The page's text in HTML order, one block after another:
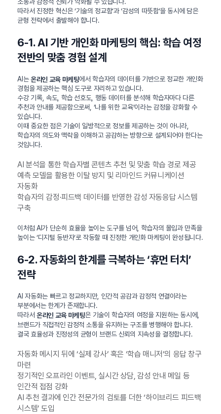
따라서 진정한 혁신은 ‘기술의 정교함’과 ‘감성의 따뜻함’을 동시에 담은
균형 전략에서 출발해야 합니다.
6-1. AI 기반 개인화 마케팅의 핵심: 학습 여정
전반의 맞춤 경험 설계
AI는온라인 교육 마케팅에서 학습자의 데이터를 기반으로 정교한 개인화
경험을 제공하는 핵심 도구로 자리하고 있습니다.
수강 기록, 속도, 학습 선호도, 행동 데이터를 분석해 학습자마다 다른
추천과 안내를 제공함으로써, ‘나를 위한 교육’이라는 감정을 강화할 수
있습니다.
이때 중요한 점은 기술이 일방적으로 정보를 제공하는 것이 아니라,
학습자의 의도와 맥락을 이해하고 공감하는 방향으로 설계되어야 한다는
것입니다.
AI 분석을 통한 학습자별 콘텐츠 추천 및 맞춤 학습 경로 제공
예측 모델을 활용한 이탈 방지 및 리마인드 커뮤니케이션
자동화
학습자의 감정·피드백 데이터를 반영한 감성 자동응답 시스템
구축
이처럼 AI가 단순히 효율을 높이는 도구를 넘어, 학습자의 몰입과 만족을
높이는 ‘디지털 동반자’로 작동할 때 진정한 개인화 마케팅이 완성됩니다.
6-2. 자동화의 한계를 극복하는 ‘휴먼 터치’
전략
AI 자동화는 빠르고 정교하지만, 인간적 공감과 감정적 연결이라는
부분에서는 한계가 존재합니다.
따라서 온라인 교육 마케팅은 기술이 학습자의 여정을 지원하는 동시에,
브랜드가 직접적인 감정적 소통을 유지하는 구조를 병행해야 합니다.
결국 효율성과 진정성의 균형이 브랜드 신뢰의 지속성을 결정합니다.
자동화 메시지 뒤에 ‘실제 강사’ 혹은 ‘학습 매니저’의 응답 창구
마련
정기적인 오프라인 이벤트, 실시간 상담, 감성 안내 메일 등
인간적 접점 강화
AI 추천 결과에 인간 전문가의 검토를 더한 ‘하이브리드 피드백
시스템’ 도입